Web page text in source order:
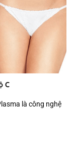
C
là công nghệ